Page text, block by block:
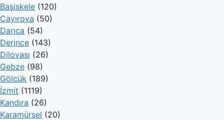
Başiskele (120)
Çayırova (50)
Darıca (54)
Derince (143)
Dilovası (26)
Gebze (98)
Gölcük (189)
İzmit (1119)
Kandıra (26)
Karamürsel (20)